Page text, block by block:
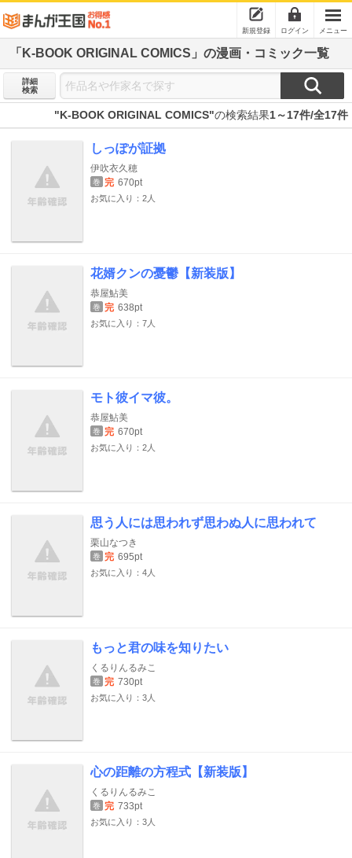
新規登録 ログイン メニュー
「K-BOOK ORIGINAL COMICS」の漫画・コミック一覧
詳細
検索
"K-BOOK ORIGINAL COMICS"の検索結果1～17件/全17件
しっぽが証拠
伊吹衣久穂
巻 完 670pt
お気に入り：2人
花婿クンの憂鬱【新装版】
恭屋鮎美
巻 完 638pt
お気に入り：7人
モト彼イマ彼。
恭屋鮎美
巻 完 670pt
お気に入り：2人
思う人には思われず思わぬ人に思われて
栗山なつき
巻 完 695pt
お気に入り：4人
もっと君の味を知りたい
くるりんるみこ
巻 完 730pt
お気に入り：3人
心の距離の方程式【新装版】
くるりんるみこ
巻 完 733pt
お気に入り：3人